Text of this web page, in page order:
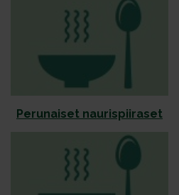
Perunaiset naurispiiraset